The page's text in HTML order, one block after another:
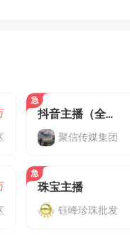
抖音主播（全职）
聚信传媒集团
珠宝主播
钰峰珍珠批发